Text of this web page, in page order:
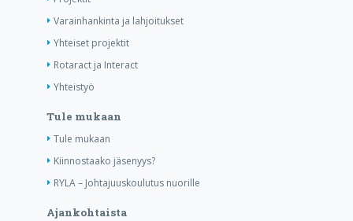
Varainhankinta ja lahjoitukset
Yhteiset projektit
Rotaract ja Interact
Yhteistyö
Tule mukaan
Tule mukaan
Kiinnostaako jäsenyys?
RYLA – Johtajuuskoulutus nuorille
Ajankohtaista